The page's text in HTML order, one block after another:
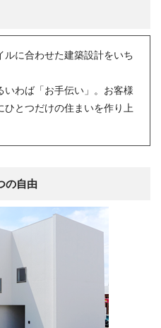
に合わせた建築設計をいち
わば「お手伝い」。お客様
ひとつだけの住まいを作り上
の自由